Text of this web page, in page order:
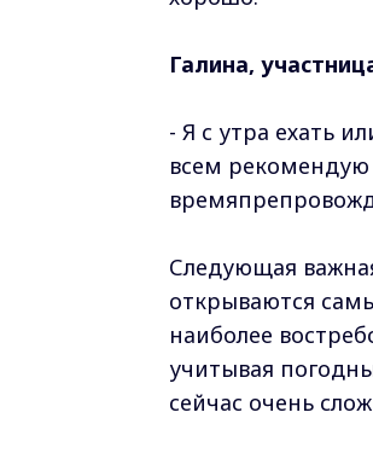
Галина,
- Я с утра ехать
всем рекомендую
Следующая
открываются
наиболее
учитывая
сейчас очень